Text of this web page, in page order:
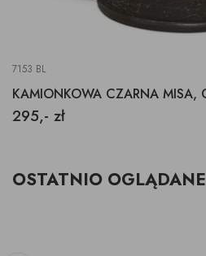
7153 BL
295,- zł
OSTATNIO OGLĄDANE